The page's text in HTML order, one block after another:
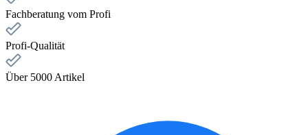
Fachberatung vom Profi
Profi-Qualität
Über 5000 Artikel